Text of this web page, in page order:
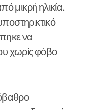
μικρή ηλικία.
να
χωρίς φόβο